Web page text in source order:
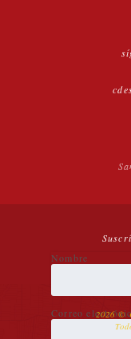
Nombre
Correo
2026 ©